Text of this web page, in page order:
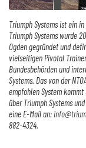
Triumph Systems ist ein
Triumph Systems wurde
Ogden gegründet und
vielseitigen Pivotal
Bundesbehörden und
Systems. Das von der
empfohlen System
über Triumph Systems
eine E-Mail an:
882-4324.